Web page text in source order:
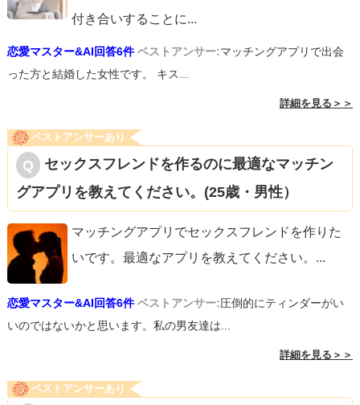
付き合いすることに...
恋愛マスター&AI回答6件 ベストアンサー:マッチングアプリで出会
った方と結婚した女性です。 キス...
詳細を見る＞＞
ベストアンサーあり
セックスフレンドを作るのに最適なマッチン
グアプリを教えてください。(25歳・男性）
マッチングアプリでセックスフレンドを作りた
いです。最適なアプリを教えてください。 ...
恋愛マスター&AI回答6件 ベストアンサー:圧倒的にティンダーがい
いのではないかと思います。私の男友達は...
詳細を見る＞＞
ベストアンサーあり